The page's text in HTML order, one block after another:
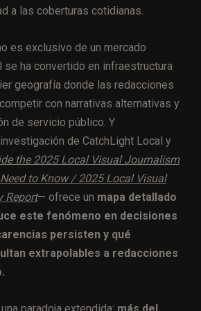
a las coberturas cotidianas.
es exclusivo de un mercado
se ha convertido en infraestructura
geografía donde las redacciones
con narrativas alternativas y
de servicio público. Y
de CatchLight Local y
the 2025 Local Visual Journalism
to Know / 2025 Local Visual
Report— ofrece un mapa detallado
este fenómeno en decisiones
persisten y qué
extrapolables a redacciones